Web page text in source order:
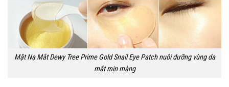
Mặt Nạ Mắt Dewy Tree Prime Gold Snail Eye Patch nuôi dưỡng vùng da
mắt mịn màng